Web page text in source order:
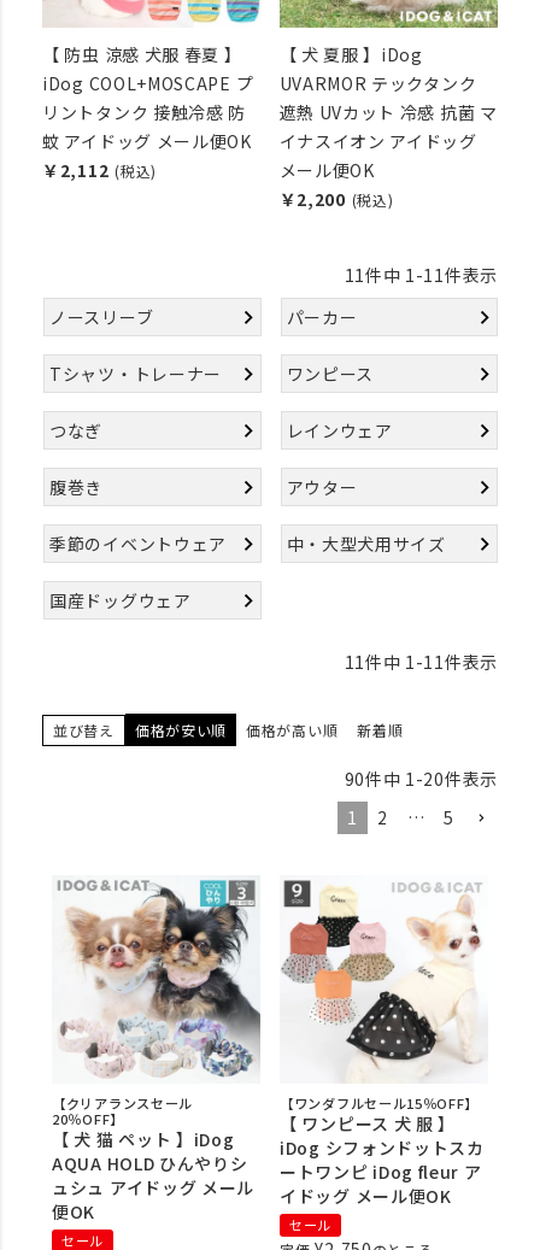
【 防虫 涼感 犬服 春夏 】
iDog COOL+MOSCAPE プ
リントタンク 接触冷感 防
蚊 アイドッグ メール便OK
￥2,112 (税込)
【 犬 夏服 】iDog
UVARMOR テックタンク
遮熱 UVカット 冷感 抗菌 マ
イナスイオン アイドッグ
メール便OK
￥2,200 (税込)
11件中 1-11件表示
ノースリーブ
パーカー
Tシャツ・トレーナー ワンピース
つなぎ レインウェア
腹巻き アウター
季節のイベントウェア 中・大型犬用サイズ
国産ドッグウェア
11件中 1-11件表示
並び替え 価格が安い順 価格が高い順 新着順
90件中 1-20件表示
1
2 … 5
【クリアランスセール
20％OFF】
【 犬 猫 ペット 】iDog
AQUA HOLD ひんやりシ
ュシュ アイドッグ メール
便OK
セール
【ワンダフルセール15％OFF】
【 ワンピース 犬 服 】
iDog シフォンドットスカ
ートワンピ iDog fleur ア
イドッグ メール便OK
セール